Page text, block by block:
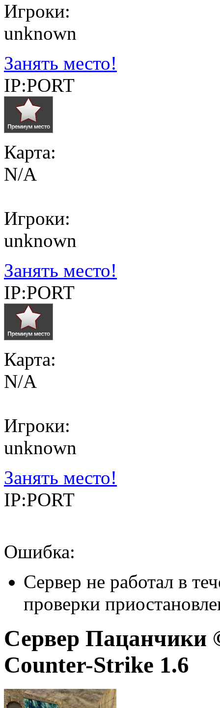
Игроки:
unknown
Занять место!
IP:PORT
Карта:
N/A
Игроки:
unknown
Занять место!
IP:PORT
Карта:
N/A
Игроки:
unknown
Занять место!
IP:PORT
Ошибка:
Сервер не работал в
проверки
Сервер
Counter-Strike 1.6